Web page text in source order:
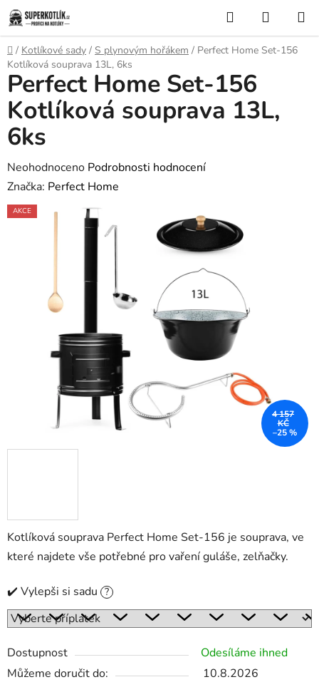
Přejít
na
obsah
Hledat
KOŠÍK
Domů
/ Kotlíkové sady / S plynovým hořákem / Perfect Home Set-156
Kotlíková souprava 13L, 6ks
Kotlíková souprava Perfect Home Set-156 je souprava, ve
které najdete vše potřebné pro vaření guláše, zelňačky.
✔️ Vylepši si sadu ?
Dostupnost
Odesíláme ihned
Můžeme doručit do:
10.8.2026
Perfect Home Set-156
Kotlíková souprava 13L,
6ks
Průměrné
hodnocení
produktu
hvězdiček.
Neohodnoceno Podrobnosti hodnocení
Značka: Perfect Home
AKCE
4 157
KČ
–25 %